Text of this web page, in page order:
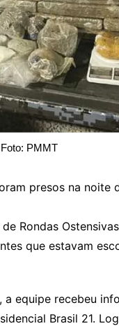
Foto: PMMT
presos na noite
Rondas
que estavam
equipe recebeu
Brasil 21.